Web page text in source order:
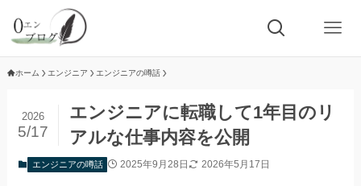
ホーム エンジニア エンジニアの噂話
エンジニアに転職して1年目のリ
アルな仕事内容を公開
2026
5/17
エンジニアの噂話 2025年9月28日 2026年5月17日